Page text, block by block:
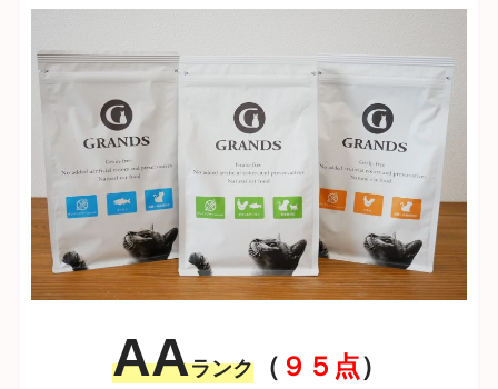
AAランク（ ９５点）